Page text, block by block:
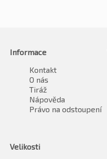
Informace
Kontakt
O nás
Tiráž
Nápověda
Právo na odstoupení
Velikosti